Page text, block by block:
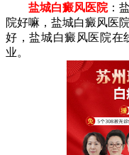
盐城白癜风医院：
院好嘛，盐城白癜风医
好，盐城白癜风医院在
业。